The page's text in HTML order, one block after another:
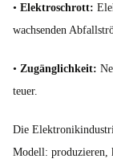
• Elektroschrott:
wachsenden
• Zugänglichkeit:
teuer.
Die
Modell: produzieren,